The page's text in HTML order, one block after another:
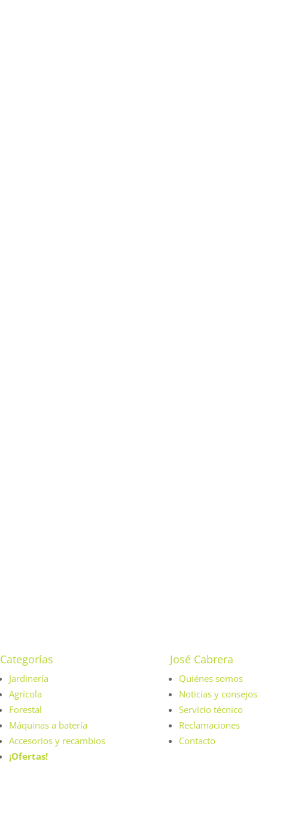
Categorías
Jardinería
Agrícola
Forestal
Máquinas a batería
Accesorios y recambios
¡Ofertas!
José Cabrera
Quiénes somos
Noticias y consejos
Servicio técnico
Reclamaciones
Contacto